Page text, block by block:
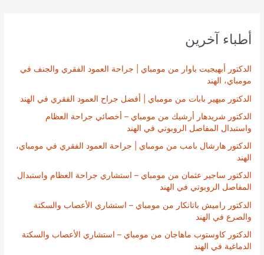
أطباء آخرين
الدكتور أبهيجيت باوار من مومباي | جراحة العمود الفقري والجنف في
مومباي، الهند
الدكتور ميهير بابات من مومباي | أفضل جراح العمود الفقري في الهند
الدكتور شريدهار أرشيك من مومباي – أخصائي جراحة العظام
واستبدال المفاصل الروبوتي في الهند
الدكتور هارشال بامب من مومباي | جراحة العمود الفقري في مومباي،
الهند
الدكتور ساجير عثمان من مومباي – استشاري جراحة العظام واستبدال
المفاصل الروبوتي في الهند
الدكتور راميش باتانكار من مومباي – استشاري الأعصاب والسكتة
والصرع في الهند
الدكتور كاوستوب ماهاجان من مومباي – استشاري الأعصاب والسكتة
الدماغية في الهند